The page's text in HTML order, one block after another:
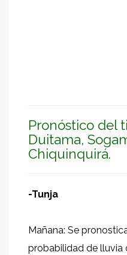
Pronóstico del
Duitama,
Chiquinquirá.
-Tunja
Mañana: Se
probabilidad de lluvia